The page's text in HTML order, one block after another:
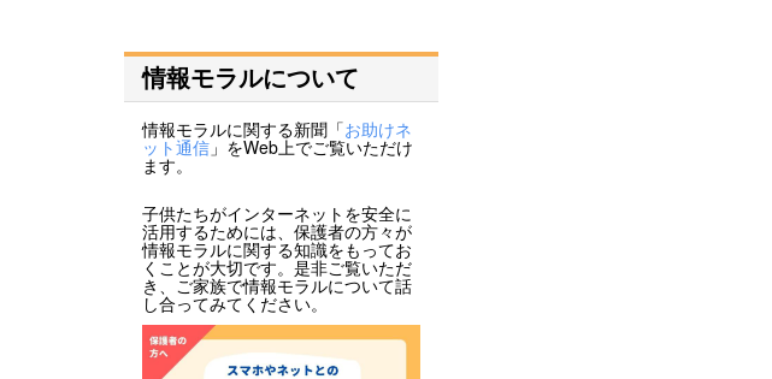
情報モラルについて
情報モラルに関する新聞「お助けネ
ット通信 」をWeb上でご覧いただけ
ます。
子供たちがインターネットを安全に
活用するためには、保護者の方々が
情報モラルに関する知識をもってお
くことが大切です。是非ご覧いただ
き、ご家族で情報モラルについて話
し合ってみてください。